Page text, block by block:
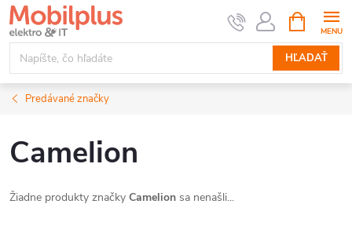
Prejsť
na
obsah
HĽADAŤ
KOŠÍK
Predávané značky
Camelion
Žiadne produkty značky Camelion sa nenašli...